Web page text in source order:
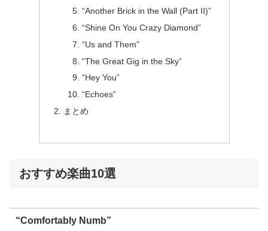
“Another Brick in the Wall (Part II)”
“Shine On You Crazy Diamond”
“Us and Them”
“The Great Gig in the Sky”
“Hey You”
“Echoes”
まとめ
おすすめ楽曲10選
“Comfortably Numb”